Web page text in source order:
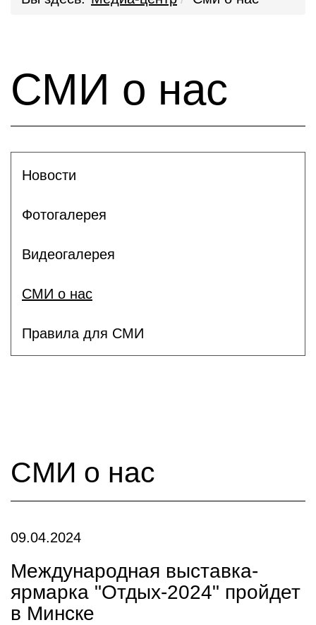
СМИ о нас
Новости
Фотогалерея
Видеогалерея
СМИ о нас
Правила для СМИ
СМИ о нас
09.04.2024
Международная выставка-
ярмарка "Отдых-2024" пройдет
в Минске